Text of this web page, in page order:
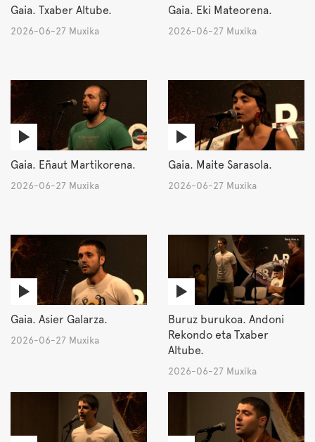
Gaia. Txaber Altube.
2026-06-27 Muxika
Gaia. Eki Mateorena.
2026-06-27 Muxika
Gaia. Eñaut Martikorena.
2026-06-27 Muxika
Gaia. Maite Sarasola.
2026-06-27 Muxika
Gaia. Asier Galarza.
2026-06-27 Muxika
Buruz burukoa. Andoni
Rekondo eta Txaber
Altube.
2026-06-27 Muxika